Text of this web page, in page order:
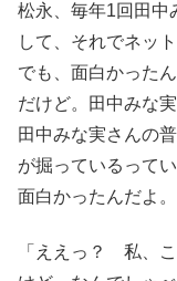
松永、毎年1回田中
して、それでネッ
でも、面白かった
だけど。田中みな
田中みな実さんの
が掘っているって
面白かったんだよ。
「ええっ？ 私、